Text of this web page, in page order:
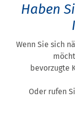
Haben
Wenn Sie sich
bevorzugte
Oder rufen